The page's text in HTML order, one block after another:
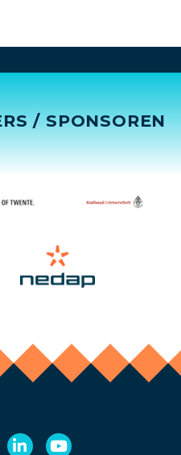
/ SPONSOREN